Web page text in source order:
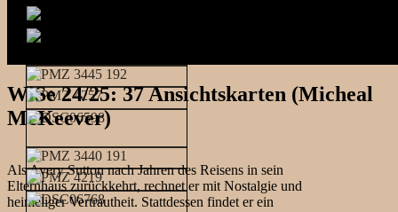
WiSe 24/25: 37 Ansichtskarten (Micheal
McKeever)
Als Avery Sutton nach Jahren des Reisens in sein
Elternhaus zurückkehrt, rechnet er mit Nostalgie und
heimeliger Vertrautheit. Stattdessen findet er ein